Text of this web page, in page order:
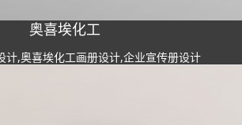
奥喜埃化工
计,奥喜埃化工画册设计,企业宣传册设计